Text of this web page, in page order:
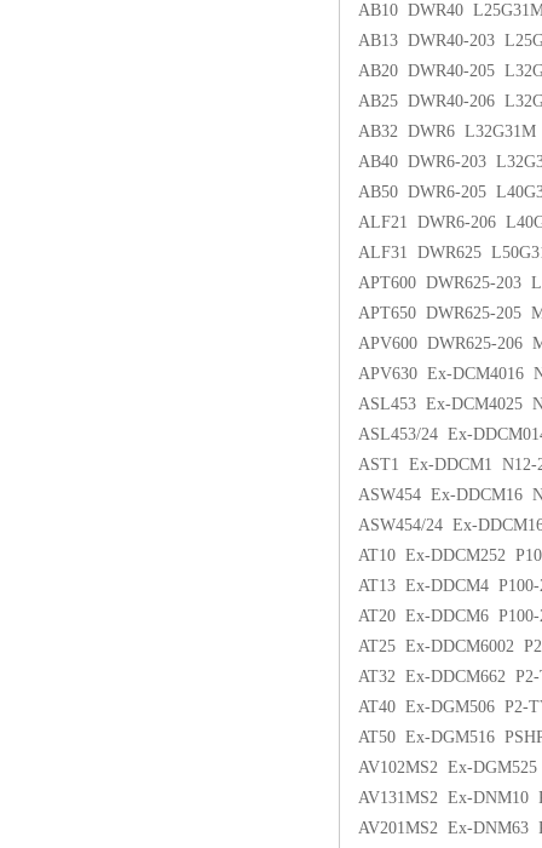
AB10 DWR40
AB13 DWR40-203
AB20 DWR40-205
AB25 DWR40-206
AB32 DWR6
AB40 DWR6-203
AB50 DWR6-205
ALF21 DWR6-206
ALF31 DWR625
APT600 DWR625-203
APT650 DWR625-205
APV600 DWR625-206
APV630 Ex-DCM4016
ASL453 Ex-DCM4025
ASL453/24 Ex-
AST1 Ex-DDCM1
ASW454 Ex-DDCM16
ASW454/24 Ex-
AT10 Ex-DDCM252
AT13 Ex-DDCM4
AT20 Ex-DDCM6
AT25 Ex-DDCM6002
AT32 Ex-DDCM662
AT40 Ex-DGM506 P2-
AT50 Ex-DGM516
AV102MS2 Ex-
AV131MS2 Ex-DNM10
AV201MS2 Ex-DNM63